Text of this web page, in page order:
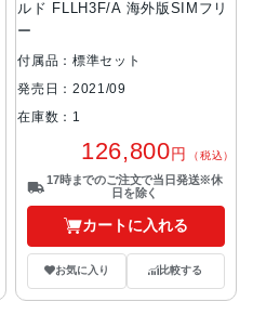
ルド FLLH3F/A 海外版SIMフリ
ー
付属品：標準セット
発売日：2021/09
在庫数：1
126,800円 （税込）
17時までのご注文で当日発送※休
日を除く
カートに入れる
お気に入り 比較する